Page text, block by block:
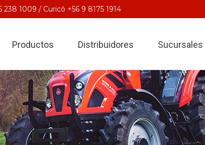
238 1009 / Curicó +56 9 8175 1914
Productos Distribuidores Sucursales